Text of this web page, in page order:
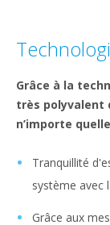
Grâce à la
très polyvalent
n’importe
Tranquillité
système avec
Grâce aux